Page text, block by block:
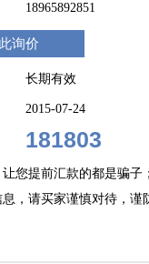
18965892851
询价
长期有效
2015-07-24
181803
您提前汇款的都是骗子
，请买家谨慎对待，谨